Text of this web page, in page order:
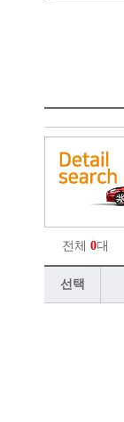
전체 0대
선택